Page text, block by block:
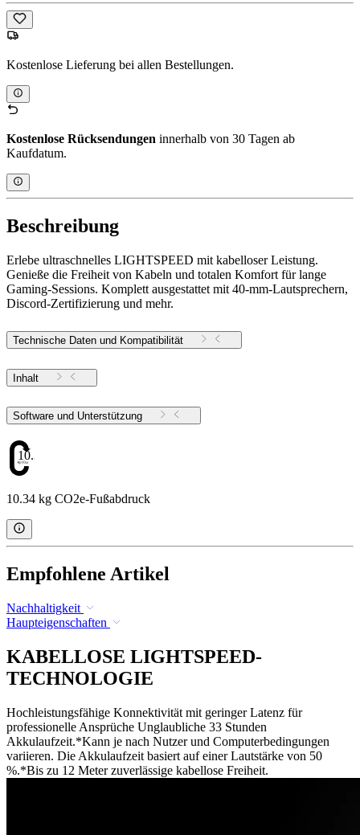
Kostenlose Lieferung bei allen Bestellungen.
Kostenlose Rücksendungen innerhalb von 30 Tagen ab
Kaufdatum.
Beschreibung
Erlebe ultraschnelles LIGHTSPEED mit kabelloser Leistung.
Genieße die Freiheit von Kabeln und totalen Komfort für lange
Gaming-Sessions. Komplett ausgestattet mit 40-mm-Lautsprechern,
Discord-Zertifizierung und mehr.
Technische Daten und Kompatibilität
Inhalt
Software und Unterstützung
10.34
10.34 kg CO2e-Fußabdruck
Empfohlene Artikel
Nachhaltigkeit
Haupteigenschaften
KABELLOSE LIGHTSPEED-
TECHNOLOGIE
Hochleistungsfähige Konnektivität mit geringer Latenz für
professionelle Ansprüche Unglaubliche 33 Stunden
Akkulaufzeit.*Kann je nach Nutzer und Computerbedingungen
variieren. Die Akkulaufzeit basiert auf einer Lautstärke von 50
%.*Bis zu 12 Meter zuverlässige kabellose Freiheit.